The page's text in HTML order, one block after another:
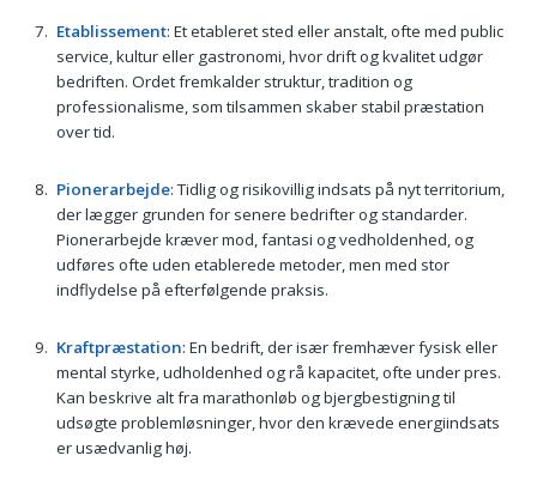
Etablissement: Et etableret sted eller anstalt, ofte med public
service, kultur eller gastronomi, hvor drift og kvalitet udgør
bedriften. Ordet fremkalder struktur, tradition og
professionalisme, som tilsammen skaber stabil præstation
over tid.
Pionerarbejde: Tidlig og risikovillig indsats på nyt territorium,
der lægger grunden for senere bedrifter og standarder.
Pionerarbejde kræver mod, fantasi og vedholdenhed, og
udføres ofte uden etablerede metoder, men med stor
indflydelse på efterfølgende praksis.
Kraftpræstation: En bedrift, der især fremhæver fysisk eller
mental styrke, udholdenhed og rå kapacitet, ofte under pres.
Kan beskrive alt fra marathonløb og bjergbestigning til
udsøgte problemløsninger, hvor den krævede energiindsats
er usædvanlig høj.